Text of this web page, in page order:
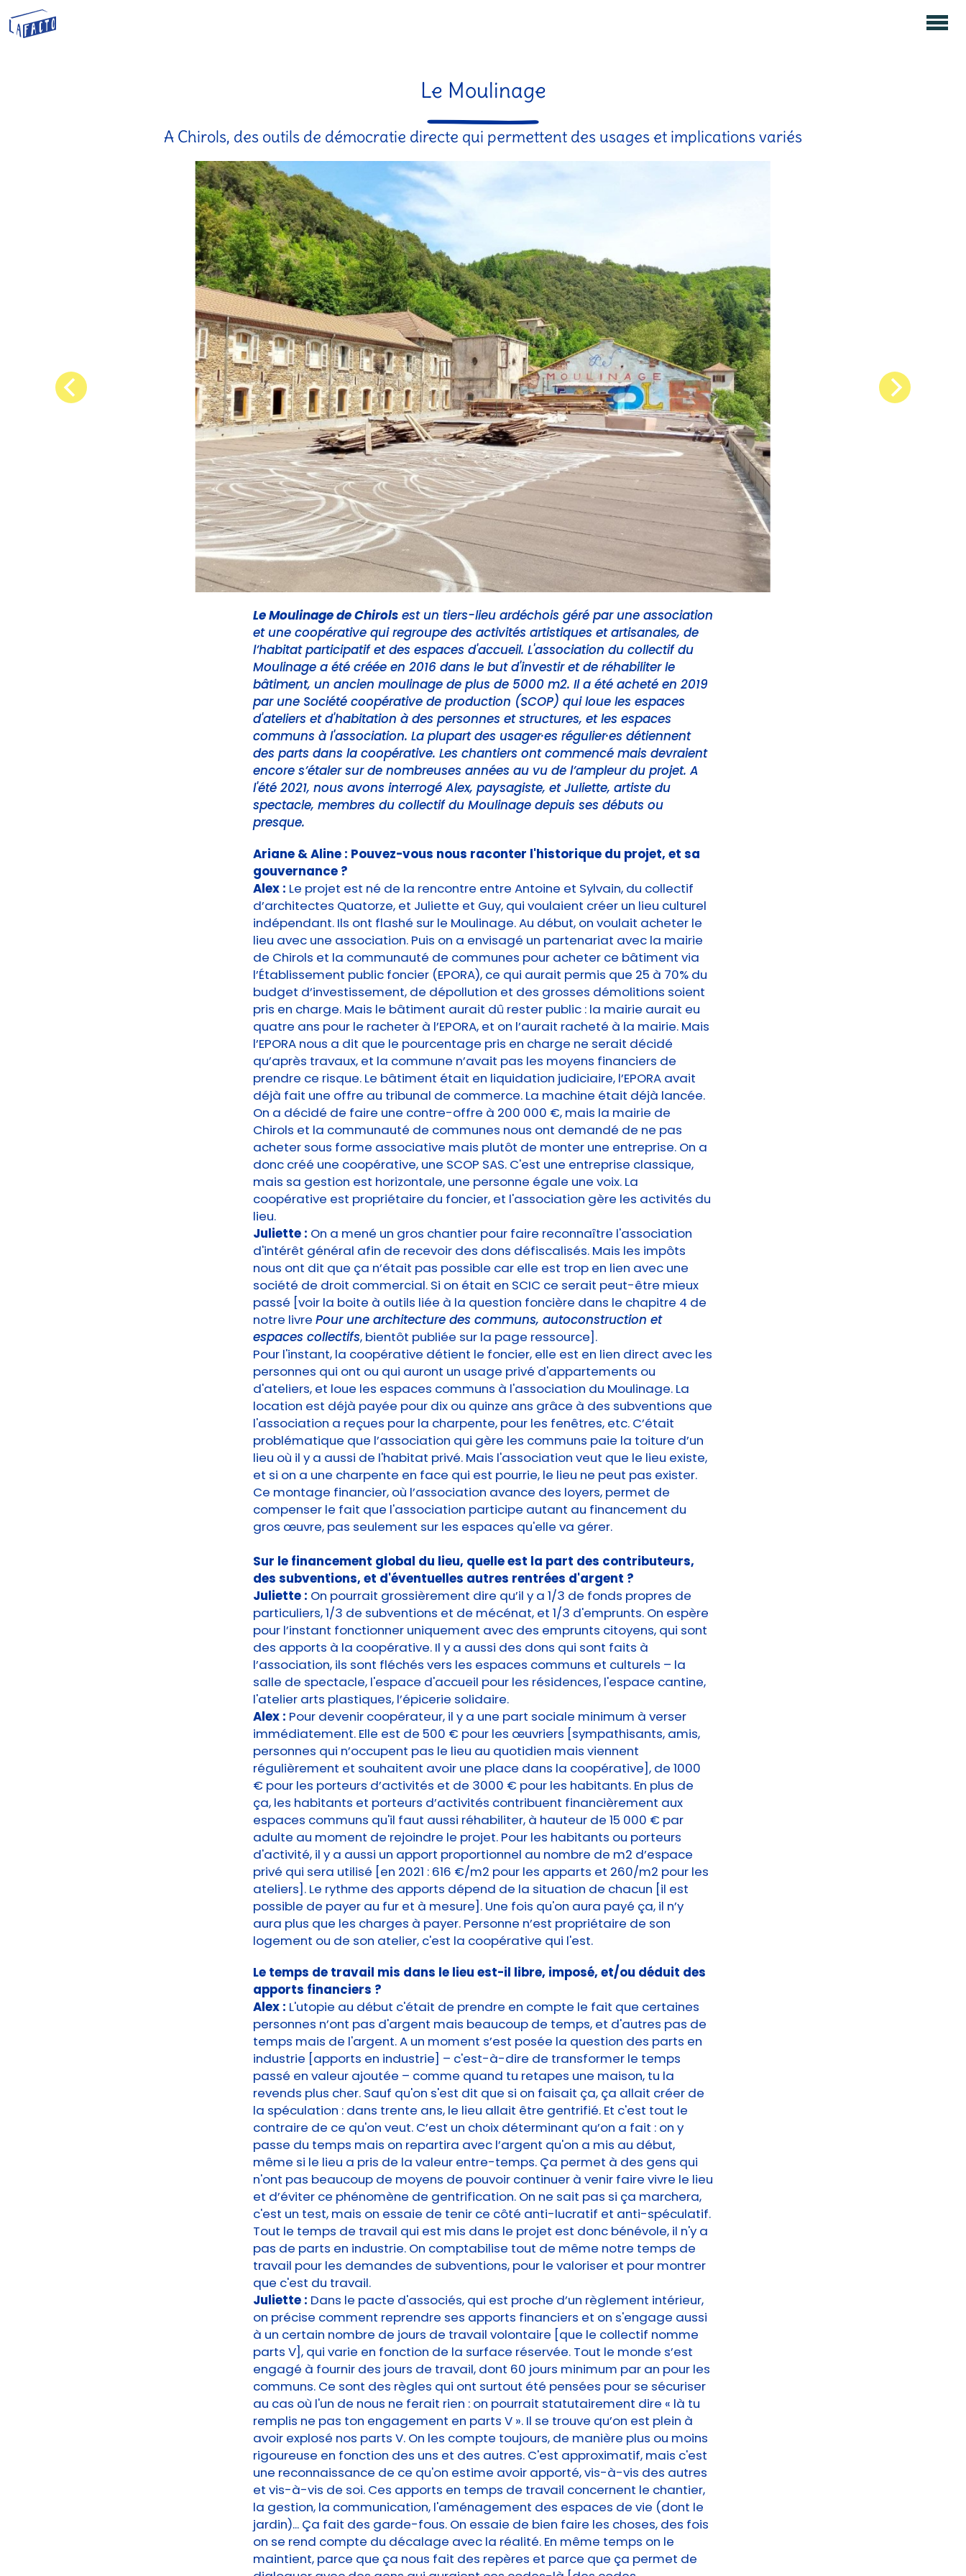
Le Moulinage
A Chirols, des outils de démocratie directe qui permettent des usages et implications variés
Le Moulinage de Chirols est un tiers-lieu ardéchois géré par une association
et une coopérative qui regroupe des activités artistiques et artisanales, de
l’habitat participatif et des espaces d'accueil. L'association du collectif du
Moulinage a été créée en 2016 dans le but d'investir et de réhabiliter le
bâtiment, un ancien moulinage de plus de 5000 m2. Il a été acheté en 2019
par une Société coopérative de production (SCOP) qui loue les espaces
d'ateliers et d'habitation à des personnes et structures, et les espaces
communs à l'association. La plupart des usager·es régulier·es détiennent
des parts dans la coopérative. Les chantiers ont commencé mais devraient
encore s’étaler sur de nombreuses années au vu de l’ampleur du projet. A
l'été 2021, nous avons interrogé Alex, paysagiste, et Juliette, artiste du
spectacle, membres du collectif du Moulinage depuis ses débuts ou
presque.
Ariane & Aline : Pouvez-vous nous raconter l'historique du projet, et sa
gouvernance ?
Alex : Le projet est né de la rencontre entre Antoine et Sylvain, du collectif
d’architectes Quatorze, et Juliette et Guy, qui voulaient créer un lieu culturel
indépendant. Ils ont flashé sur le Moulinage. Au début, on voulait acheter le
lieu avec une association. Puis on a envisagé un partenariat avec la mairie
de Chirols et la communauté de communes pour acheter ce bâtiment via
l’Établissement public foncier (EPORA), ce qui aurait permis que 25 à 70% du
budget d’investissement, de dépollution et des grosses démolitions soient
pris en charge. Mais le bâtiment aurait dû rester public : la mairie aurait eu
quatre ans pour le racheter à l’EPORA, et on l’aurait racheté à la mairie. Mais
l’EPORA nous a dit que le pourcentage pris en charge ne serait décidé
qu’après travaux, et la commune n’avait pas les moyens financiers de
prendre ce risque. Le bâtiment était en liquidation judiciaire, l’EPORA avait
déjà fait une offre au tribunal de commerce. La machine était déjà lancée.
On a décidé de faire une contre-offre à 200 000 €, mais la mairie de
Chirols et la communauté de communes nous ont demandé de ne pas
acheter sous forme associative mais plutôt de monter une entreprise. On a
donc créé une coopérative, une SCOP SAS. C'est une entreprise classique,
mais sa gestion est horizontale, une personne égale une voix. La
coopérative est propriétaire du foncier, et l'association gère les activités du
lieu.
Juliette : On a mené un gros chantier pour faire reconnaître l'association
d'intérêt général afin de recevoir des dons défiscalisés. Mais les impôts
nous ont dit que ça n’était pas possible car elle est trop en lien avec une
société de droit commercial. Si on était en SCIC ce serait peut-être mieux
passé [voir la boite à outils liée à la question foncière dans le chapitre 4 de
notre livre Pour une architecture des communs, autoconstruction et
espaces collectifs, bientôt publiée sur la page ressource].
Pour l'instant, la coopérative détient le foncier, elle est en lien direct avec les
personnes qui ont ou qui auront un usage privé d'appartements ou
d'ateliers, et loue les espaces communs à l'association du Moulinage. La
location est déjà payée pour dix ou quinze ans grâce à des subventions que
l'association a reçues pour la charpente, pour les fenêtres, etc. C’était
problématique que l’association qui gère les communs paie la toiture d’un
lieu où il y a aussi de l'habitat privé. Mais l'association veut que le lieu existe,
et si on a une charpente en face qui est pourrie, le lieu ne peut pas exister.
Ce montage financier, où l’association avance des loyers, permet de
compenser le fait que l'association participe autant au financement du
gros œuvre, pas seulement sur les espaces qu'elle va gérer.
Sur le financement global du lieu, quelle est la part des contributeurs,
des subventions, et d'éventuelles autres rentrées d'argent ?
Juliette : On pourrait grossièrement dire qu’il y a 1/3 de fonds propres de
particuliers, 1/3 de subventions et de mécénat, et 1/3 d'emprunts. On espère
pour l’instant fonctionner uniquement avec des emprunts citoyens, qui sont
des apports à la coopérative. Il y a aussi des dons qui sont faits à
l’association, ils sont fléchés vers les espaces communs et culturels – la
salle de spectacle, l'espace d'accueil pour les résidences, l'espace cantine,
l'atelier arts plastiques, l’épicerie solidaire.
Alex : Pour devenir coopérateur, il y a une part sociale minimum à verser
immédiatement. Elle est de 500 € pour les œuvriers [sympathisants, amis,
personnes qui n’occupent pas le lieu au quotidien mais viennent
régulièrement et souhaitent avoir une place dans la coopérative], de 1000
€ pour les porteurs d’activités et de 3000 € pour les habitants. En plus de
ça, les habitants et porteurs d’activités contribuent financièrement aux
espaces communs qu'il faut aussi réhabiliter, à hauteur de 15 000 € par
adulte au moment de rejoindre le projet. Pour les habitants ou porteurs
d'activité, il y a aussi un apport proportionnel au nombre de m2 d’espace
privé qui sera utilisé [en 2021 : 616 €/m2 pour les apparts et 260/m2 pour les
ateliers]. Le rythme des apports dépend de la situation de chacun [il est
possible de payer au fur et à mesure]. Une fois qu'on aura payé ça, il n’y
aura plus que les charges à payer. Personne n’est propriétaire de son
logement ou de son atelier, c'est la coopérative qui l'est.
Le temps de travail mis dans le lieu est-il libre, imposé, et/ou déduit des
apports financiers ?
Alex : L'utopie au début c'était de prendre en compte le fait que certaines
personnes n’ont pas d'argent mais beaucoup de temps, et d'autres pas de
temps mais de l'argent. A un moment s’est posée la question des parts en
industrie [apports en industrie] – c'est-à-dire de transformer le temps
passé en valeur ajoutée – comme quand tu retapes une maison, tu la
revends plus cher. Sauf qu'on s'est dit que si on faisait ça, ça allait créer de
la spéculation : dans trente ans, le lieu allait être gentrifié. Et c'est tout le
contraire de ce qu'on veut. C’est un choix déterminant qu’on a fait : on y
passe du temps mais on repartira avec l’argent qu'on a mis au début,
même si le lieu a pris de la valeur entre-temps. Ça permet à des gens qui
n'ont pas beaucoup de moyens de pouvoir continuer à venir faire vivre le lieu
et d’éviter ce phénomène de gentrification. On ne sait pas si ça marchera,
c'est un test, mais on essaie de tenir ce côté anti-lucratif et anti-spéculatif.
Tout le temps de travail qui est mis dans le projet est donc bénévole, il n'y a
pas de parts en industrie. On comptabilise tout de même notre temps de
travail pour les demandes de subventions, pour le valoriser et pour montrer
que c'est du travail.
Juliette : Dans le pacte d'associés, qui est proche d’un règlement intérieur,
on précise comment reprendre ses apports financiers et on s'engage aussi
à un certain nombre de jours de travail volontaire [que le collectif nomme
parts V], qui varie en fonction de la surface réservée. Tout le monde s’est
engagé à fournir des jours de travail, dont 60 jours minimum par an pour les
communs. Ce sont des règles qui ont surtout été pensées pour se sécuriser
au cas où l'un de nous ne ferait rien : on pourrait statutairement dire « là tu
remplis ne pas ton engagement en parts V ». Il se trouve qu’on est plein à
avoir explosé nos parts V. On les compte toujours, de manière plus ou moins
rigoureuse en fonction des uns et des autres. C'est approximatif, mais c'est
une reconnaissance de ce qu'on estime avoir apporté, vis-à-vis des autres
et vis-à-vis de soi. Ces apports en temps de travail concernent le chantier,
la gestion, la communication, l'aménagement des espaces de vie (dont le
jardin)... Ça fait des garde-fous. On essaie de bien faire les choses, des fois
on se rend compte du décalage avec la réalité. En même temps on le
maintient, parce que ça nous fait des repères et parce que ça permet de